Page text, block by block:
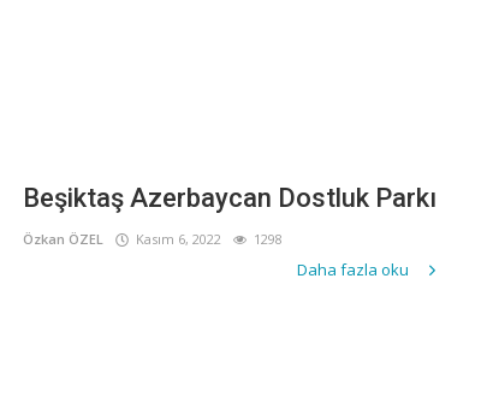
Beşiktaş Azerbaycan Dostluk Parkı
Özkan ÖZEL Kasım 6, 2022 1298
Daha fazla oku
Onur Apt